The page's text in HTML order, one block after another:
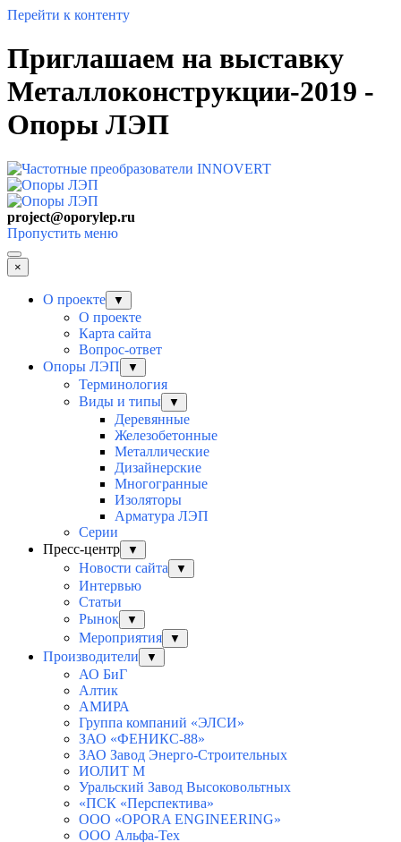
Перейти к контенту
Приглашаем на выставку
Металлоконструкции-2019 -
Опоры ЛЭП
project@oporylep.ru
Пропустить меню
×
О проекте ▼
О проекте
Карта сайта
Вопрос-ответ
Опоры ЛЭП
▼
Терминология
Виды и типы
▼
Деревянные
Железобетонные
Металлические
Дизайнерские
Многогранные
Изоляторы
Арматура ЛЭП
Серии
Пресс-центр
▼
Новости сайта ▼
Интервью
Статьи
Рынок
▼
Мероприятия ▼
Производители ▼
АО БиГ
Алтик
АМИРА
Группа компаний «ЭЛСИ»
ЗАО «ФЕНИКС-88»
ЗАО Завод Энерго-Строительных
ИОЛИТ М
Уральский Завод Высоковольтных
«ПСК «Перспектива»
ООО «OPORA ENGINEERING»
ООО Альфа-Тех